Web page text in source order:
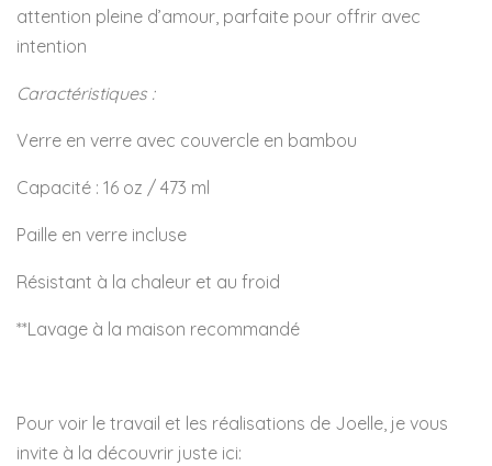
attention pleine d’amour, parfaite pour offrir avec
intention
Caractéristiques :
Verre en verre avec couvercle en bambou
Capacité : 16 oz / 473 ml
Paille en verre incluse
Résistant à la chaleur et au froid
**Lavage à la maison recommandé
Pour voir le travail et les réalisations de Joelle, je vous
invite à la découvrir juste ici: